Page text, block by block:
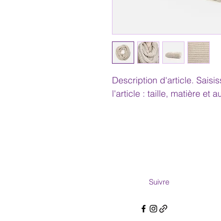
Description d'article.
l'article : taille, matière et
Suivre